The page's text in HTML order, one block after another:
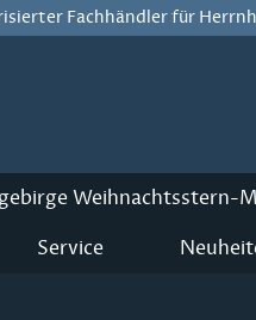
Fachhändler für
Weihnachtsstern-
Service